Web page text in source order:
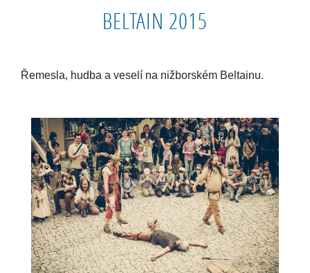
BELTAIN 2015
Řemesla, hudba a veselí na nižborském Beltainu.